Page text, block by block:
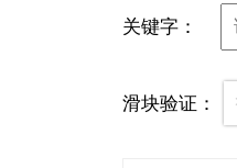
关键字：
滑块验证：